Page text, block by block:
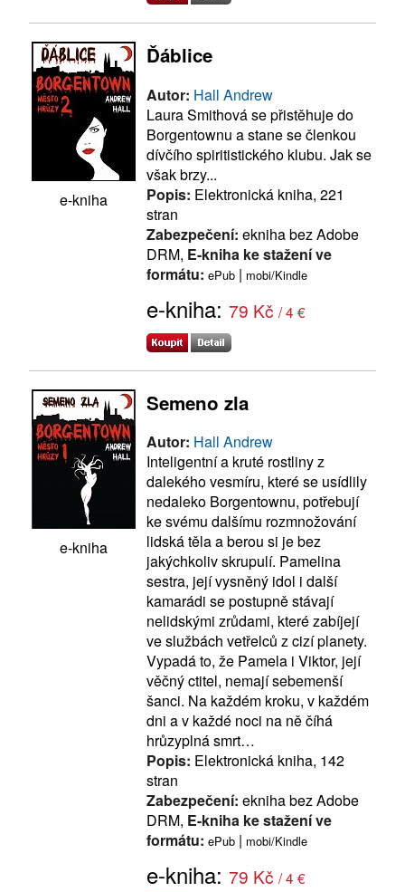
e-kniha
Ďáblice
Autor: Hall Andrew
Laura Smithová se přistěhuje do
Borgentownu a stane se členkou
dívčího spiritistického klubu. Jak se
však brzy...
Popis: Elektronická kniha, 221
stran
Zabezpečení: ekniha bez Adobe
DRM, E-kniha ke stažení ve
formátu: ePub | mobi/Kindle
e-kniha: 79 Kč / 4 €
e-kniha
Semeno zla
Autor: Hall Andrew
Inteligentní a kruté rostliny z
dalekého vesmíru, které se usídlily
nedaleko Borgentownu, potřebují
ke svému dalšímu rozmnožování
lidská těla a berou si je bez
jakýchkoliv skrupulí. Pamelina
sestra, její vysněný idol i další
kamarádi se postupně stávají
nelidskými zrůdami, které zabíjejí
ve službách vetřelců z cizí planety.
Vypadá to, že Pamela i Viktor, její
věčný ctitel, nemají sebemenší
šanci. Na každém kroku, v každém
dni a v každé noci na ně číhá
hrůzyplná smrt…
Popis: Elektronická kniha, 142
stran
Zabezpečení: ekniha bez Adobe
DRM, E-kniha ke stažení ve
formátu: ePub | mobi/Kindle
e-kniha: 79 Kč / 4 €